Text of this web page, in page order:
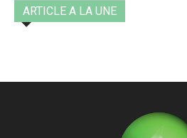
ARTICLE A LA UNE